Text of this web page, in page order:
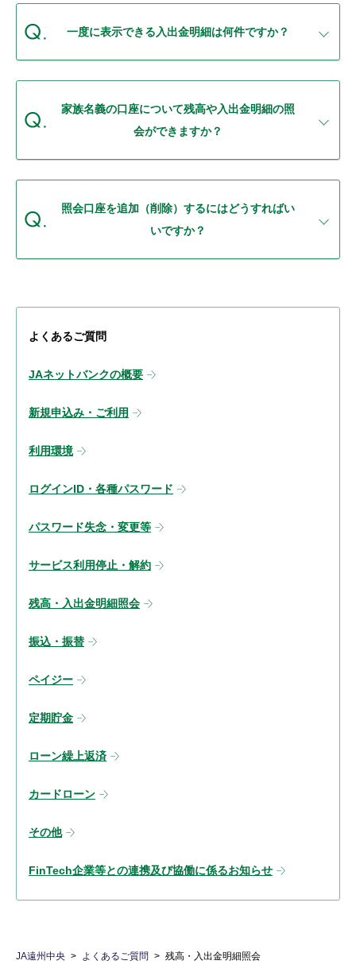
困った時は一度に表示できる入出金明細は何件ですか？
家族名義の口座について残高や入出金明細の照
会ができますか？
照会口座を追加（削除）するにはどうすればい
いですか？
よくあるご質問
JAネットバンクの概要
新規申込み・ご利用
利用環境
ログインID・各種パスワード
パスワード失念・変更等
サービス利用停止・解約
残高・入出金明細照会
振込・振替
ペイジー
定期貯金
ローン繰上返済
カードローン
その他
FinTech企業等との連携及び協働に係るお知らせ
JA遠州中央 よくあるご質問 残高・入出金明細照会